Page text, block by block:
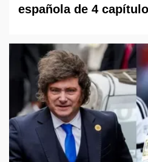
española de 4